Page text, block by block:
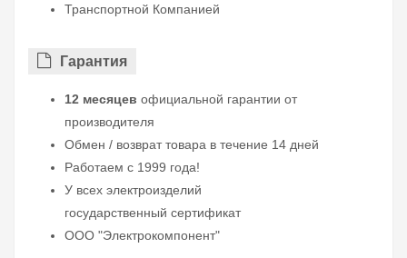
Транспортной Компанией
Гарантия
12 месяцев официальной гарантии от
производителя
Обмен / возврат товара в течение 14 дней
Работаем с 1999 года!
У всех электроизделий
государственный сертификат
ООО "Электрокомпонент"